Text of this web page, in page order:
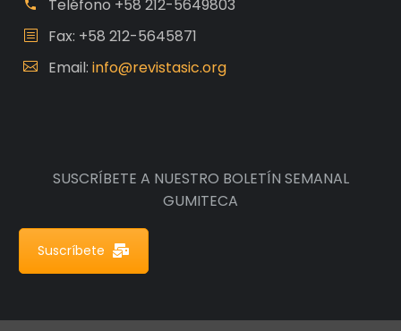
Teléfono +58 212-5649803
Fax: +58 212-5645871
Email: info@revistasic.org
SUSCRÍBETE A NUESTRO BOLETÍN SEMANAL
GUMITECA
Suscríbete